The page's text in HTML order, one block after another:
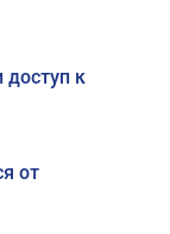
доступ к
от